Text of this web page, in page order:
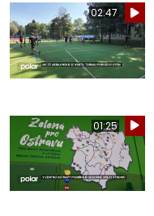
02:47
01:25